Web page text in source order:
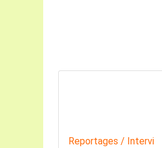
Reportages / Intervi